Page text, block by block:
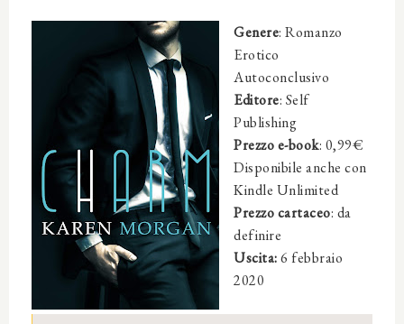
Genere: Romanzo
Erotico
Autoconclusivo
Editore: Self
Publishing
Prezzo e-book: 0,99€
Disponibile anche con
Kindle Unlimited
Prezzo cartaceo: da
definire
Uscita:6 febbraio
2020